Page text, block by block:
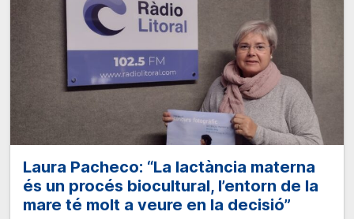
Laura Pacheco: “La lactància materna
és un procés biocultural, l’entorn de la
mare té molt a veure en la decisió”